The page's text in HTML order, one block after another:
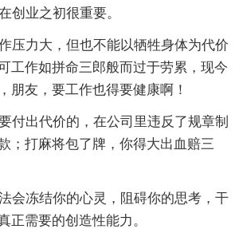
创业之初很重要。
压力大，但也不能以牺牲身体为代价
工作如拼命三郎般而过于劳累，现今
朋友，要工作也得要健康啊！
付出代价的，在公司里违反了规章制
；打麻将包了牌，你得大出血赔三
会冻结你的心灵，阻碍你的思考，干
正需要的创造性能力。